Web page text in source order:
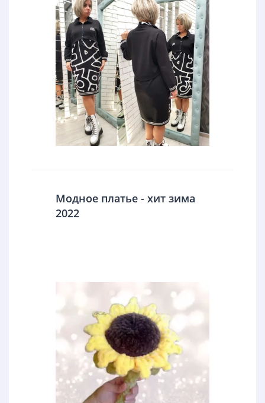
Модное платье - хит зима
2022